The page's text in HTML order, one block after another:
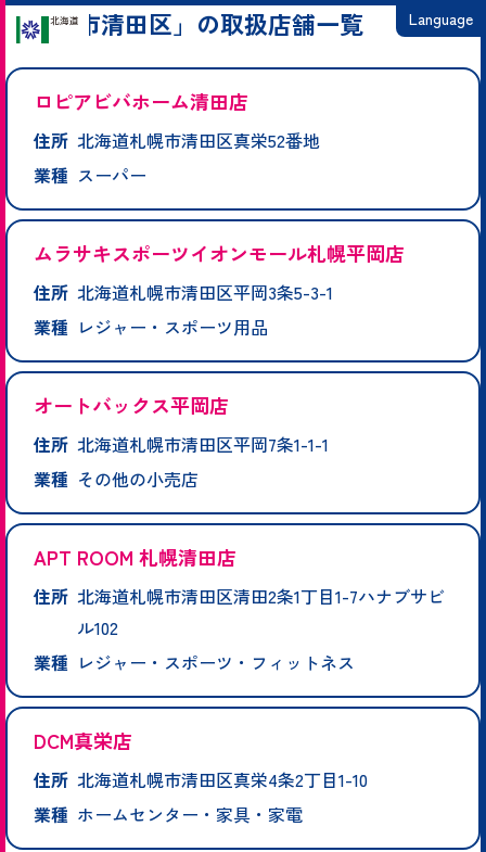
Language
한국어
「札幌市清田区」の取扱店舗一覧
ロピアビバホーム清田店
住所 北海道札幌市清田区真栄52番地
業種 スーパー
ムラサキスポーツイオンモール札幌平岡店
住所 北海道札幌市清田区平岡3条5-3-1
業種 レジャー・スポーツ用品
オートバックス平岡店
住所 北海道札幌市清田区平岡7条1-1-1
業種 その他の小売店
APT ROOM 札幌清田店
住所 北海道札幌市清田区清田2条1丁目1-7ハナブサビ
ル102
業種 レジャー・スポーツ・フィットネス
DCM真栄店
住所 北海道札幌市清田区真栄4条2丁目1-10
業種 ホームセンター・家具・家電